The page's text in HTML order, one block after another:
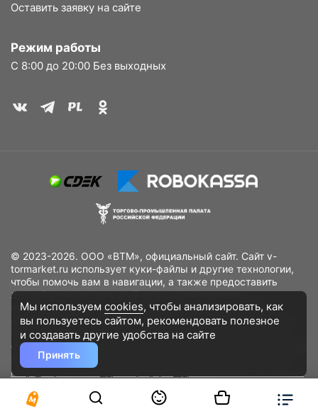
Оставить заявку на сайте
Режим работы
С 8:00 до 20:00 Без выходных
© 2023-2026. ООО «ВТМ», официальный сайт. Сайт v-
tormarket.ru использует куки-файлы и другие технологии,
чтобы помочь вам в навигации, а также предоставить
лучший пользовательский опыт, анализировать
использование наших продуктов и услуг, повысить
качество рекламных и маркетинговых активностей. Если
Вы не хотите, чтобы Ваши пользовательские данные
обрабатывались, пожалуйста, ограничьте их использование
в своём браузере.
конфиденциальности
Разработано DST Global
Мы используем cookies, чтобы анализировать, как
вы пользуетесь сайтом, рекомендовать полезное
и создавать другие удобства на сайте
Принять